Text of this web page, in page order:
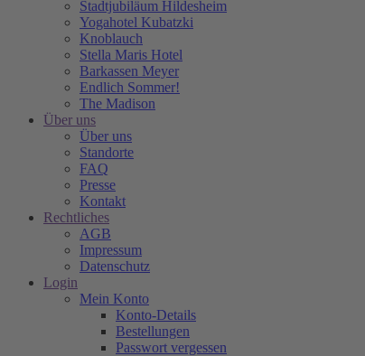
Stadtjubiläum Hildesheim
Yogahotel Kubatzki
Knoblauch
Stella Maris Hotel
Barkassen Meyer
Endlich Sommer!
The Madison
Über uns
Über uns
Standorte
FAQ
Presse
Kontakt
Rechtliches
AGB
Impressum
Datenschutz
Login
Mein Konto
Konto-Details
Bestellungen
Passwort vergessen